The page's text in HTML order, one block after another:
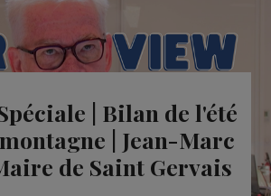
| Bilan de l'été
| Jean-Marc
de Saint Gervais